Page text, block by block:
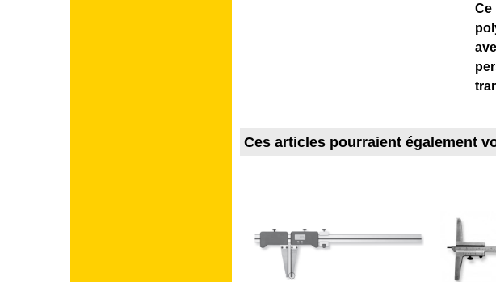
Ce
Ces articles pourraient également